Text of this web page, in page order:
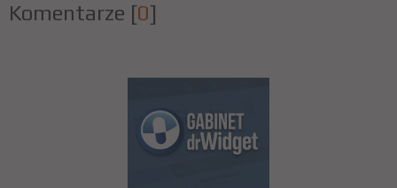
Komentarze [0]